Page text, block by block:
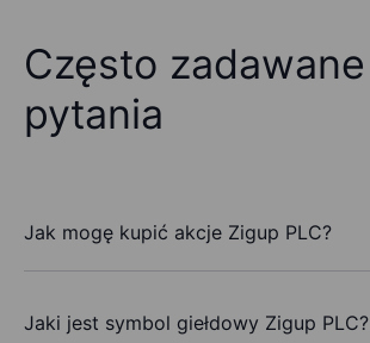
Często zadawane
pytania
Jak mogę kupić akcje Zigup PLC?
Jaki jest symbol giełdowy Zigup PLC?